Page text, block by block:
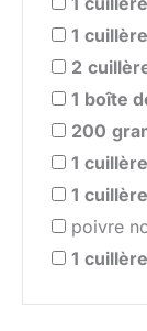
1
2
1 boîte
200
1
1
poivre
1